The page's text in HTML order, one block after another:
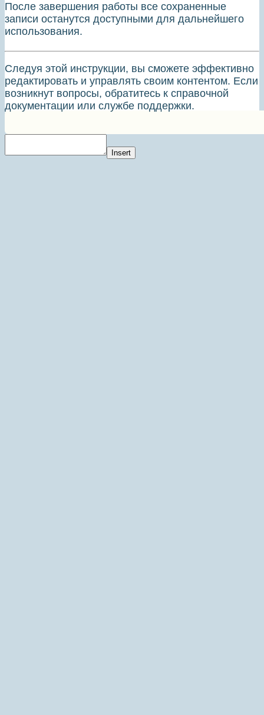
После завершения работы все сохраненные
записи останутся доступными для дальнейшего
использования.
Следуя этой инструкции, вы сможете эффективно
редактировать и управлять своим контентом. Если
возникнут вопросы, обратитесь к справочной
документации или службе поддержки.
Insert